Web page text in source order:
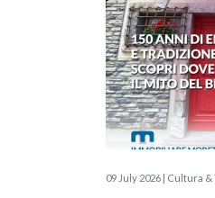
09 July 2026 | Cultura